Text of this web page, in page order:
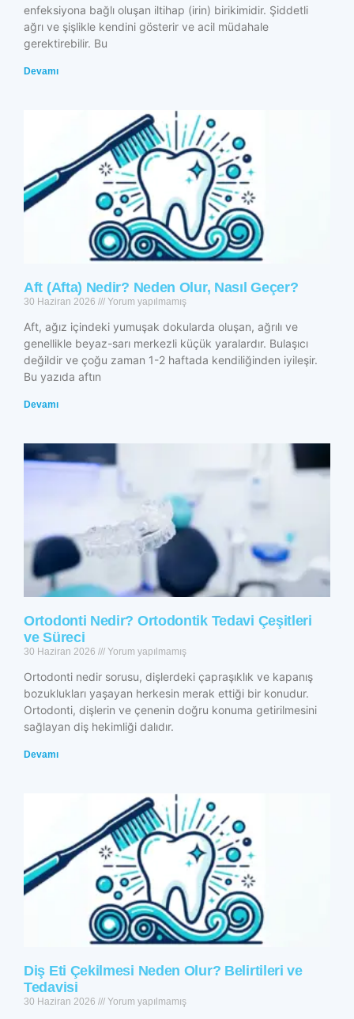
enfeksiyona bağlı oluşan iltihap (irin) birikimidir. Şiddetli
ağrı ve şişlikle kendini gösterir ve acil müdahale
gerektirebilir. Bu
Devamı
Aft (Afta) Nedir? Neden Olur, Nasıl Geçer?
30 Haziran 2026 Yorum yapılmamış
Aft, ağız içindeki yumuşak dokularda oluşan, ağrılı ve
genellikle beyaz-sarı merkezli küçük yaralardır. Bulaşıcı
değildir ve çoğu zaman 1-2 haftada kendiliğinden iyileşir.
Bu yazıda aftın
Devamı
Ortodonti Nedir? Ortodontik Tedavi Çeşitleri
ve Süreci
30 Haziran 2026 Yorum yapılmamış
Ortodonti nedir sorusu, dişlerdeki çapraşıklık ve kapanış
bozuklukları yaşayan herkesin merak ettiği bir konudur.
Ortodonti, dişlerin ve çenenin doğru konuma getirilmesini
sağlayan diş hekimliği dalıdır.
Devamı
Diş Eti Çekilmesi Neden Olur? Belirtileri ve
Tedavisi
30 Haziran 2026 Yorum yapılmamış